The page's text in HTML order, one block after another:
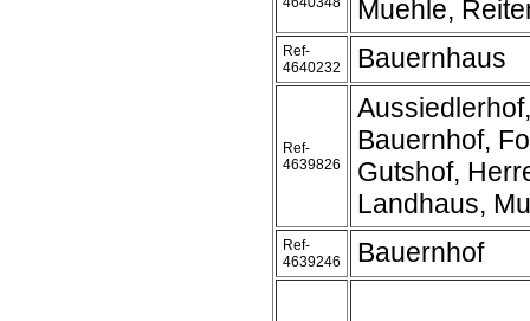
Muehle,
Ref-
4640232
Bauernhaus
Ref-
4639826
Bauernhof,
Gutshof,
Landhaus,
Ref-
4639246
Bauernhof